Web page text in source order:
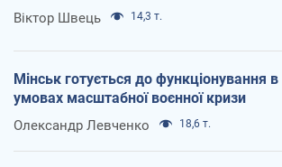
Віктор Швець 14,3 т.
Мінськ готується до функціонування в
умовах масштабної воєнної кризи
Олександр Левченко 18,6 т.